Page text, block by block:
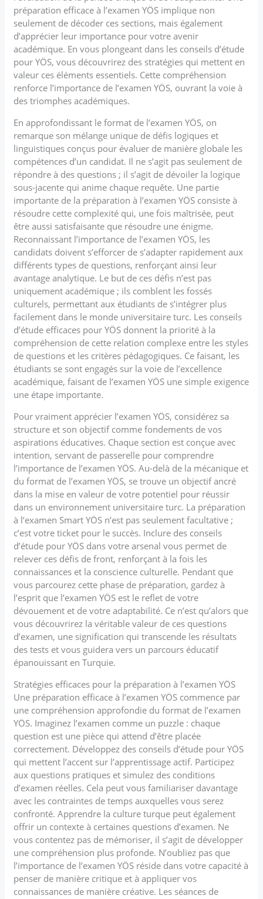
préparation efficace à l’examen YÖS implique non
seulement de décoder ces sections, mais également
d’apprécier leur importance pour votre avenir
académique. En vous plongeant dans les conseils d’étude
pour YÖS, vous découvrirez des stratégies qui mettent en
valeur ces éléments essentiels. Cette compréhension
renforce l’importance de l’examen YÖS, ouvrant la voie à
des triomphes académiques.
En approfondissant le format de l’examen YÖS, on
remarque son mélange unique de défis logiques et
linguistiques conçus pour évaluer de manière globale les
compétences d’un candidat. Il ne s’agit pas seulement de
répondre à des questions ; il s’agit de dévoiler la logique
sous-jacente qui anime chaque requête. Une partie
importante de la préparation à l’examen YÖS consiste à
résoudre cette complexité qui, une fois maîtrisée, peut
être aussi satisfaisante que résoudre une énigme.
Reconnaissant l’importance de l’examen YÖS, les
candidats doivent s’efforcer de s’adapter rapidement aux
différents types de questions, renforçant ainsi leur
avantage analytique. Le but de ces défis n’est pas
uniquement académique ; ils comblent les fossés
culturels, permettant aux étudiants de s’intégrer plus
facilement dans le monde universitaire turc. Les conseils
d’étude efficaces pour YÖS donnent la priorité à la
compréhension de cette relation complexe entre les styles
de questions et les critères pédagogiques. Ce faisant, les
étudiants se sont engagés sur la voie de l’excellence
académique, faisant de l’examen YÖS une simple exigence
une étape importante.
Pour vraiment apprécier l’examen YÖS, considérez sa
structure et son objectif comme fondements de vos
aspirations éducatives. Chaque section est conçue avec
intention, servant de passerelle pour comprendre
l’importance de l’examen YÖS. Au-delà de la mécanique et
du format de l’examen YÖS, se trouve un objectif ancré
dans la mise en valeur de votre potentiel pour réussir
dans un environnement universitaire turc. La préparation
à l’examen Smart YÖS n’est pas seulement facultative ;
c’est votre ticket pour le succès. Inclure des conseils
d’étude pour YÖS dans votre arsenal vous permet de
relever ces défis de front, renforçant à la fois les
connaissances et la conscience culturelle. Pendant que
vous parcourez cette phase de préparation, gardez à
l’esprit que l’examen YÖS est le reflet de votre
dévouement et de votre adaptabilité. Ce n’est qu’alors que
vous découvrirez la véritable valeur de ces questions
d’examen, une signification qui transcende les résultats
des tests et vous guidera vers un parcours éducatif
épanouissant en Turquie.
Stratégies efficaces pour la préparation à l’examen YÖS
Une préparation efficace à l’examen YÖS commence par
une compréhension approfondie du format de l’examen
YÖS. Imaginez l’examen comme un puzzle : chaque
question est une pièce qui attend d’être placée
correctement. Développez des conseils d’étude pour YÖS
qui mettent l’accent sur l’apprentissage actif. Participez
aux questions pratiques et simulez des conditions
d’examen réelles. Cela peut vous familiariser davantage
avec les contraintes de temps auxquelles vous serez
confronté. Apprendre la culture turque peut également
offrir un contexte à certaines questions d’examen. Ne
vous contentez pas de mémoriser, il s’agit de développer
une compréhension plus profonde. N’oubliez pas que
l’importance de l’examen YÖS réside dans votre capacité à
penser de manière critique et à appliquer vos
connaissances de manière créative. Les séances de